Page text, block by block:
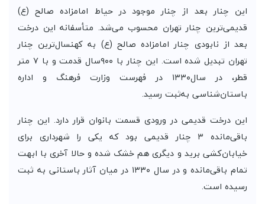
این چنار بعد از چنار موجود در حیاط امامزاده صالح (ع)
قدیمی‌ترین چنار تهران محسوب می‌شد. متأسفانه این درخت
بعد از نابودی چنار امامزاده صالح (ع) به کهنسال‌ترین چنار
تهران تبدیل شده است. این چنار با ۹۰۰سال قدمت و با ۷ متر
قطر، در سال۱۳۳۰ در فهرست وزارت فرهنگ و اداره
باستان‌شناسی به‌ثبت رسید.
این درخت قدیمی در ورودی قسمت بانوان قرار دارد. این چنار
باقی‌مانده ۳ چنار قدیمی بود که یکی را شهرداری برای
خیابان‌کشی برید و دیگری هم خشک شده و حالا آخری با ابهت
تمام باقی‌مانده و در سال ۱۳۳۰ در میان آثار باستانی به ثبت
رسیده است.